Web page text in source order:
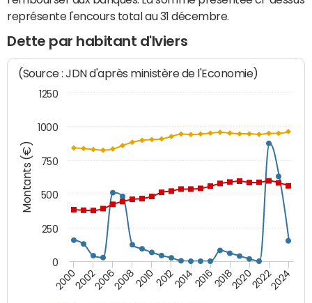
représente l'encours total au 31 décembre.
Dette par habitant d'Iviers
Montants (€)
(Source : JDN d'après ministère de l'Economie)
200020022006200820102012201420162018202020222024
0
250
500
750
1000
1250